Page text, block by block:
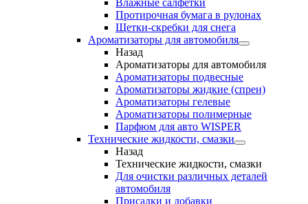
Влажные салфетки
Протирочная бумага в рулонах
Щетки-скребки для снега
Ароматизаторы для автомобиля
Назад
Ароматизаторы для автомобиля
Ароматизаторы подвесные
Ароматизаторы жидкие (спреи)
Ароматизаторы гелевые
Ароматизаторы полимерные
Парфюм для авто WISPER
Технические жидкости, смазки
Назад
Технические жидкости, смазки
Для очистки различных деталей
автомобиля
Присадки и добавки